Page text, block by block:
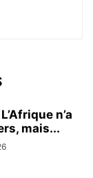
n’a
mais...